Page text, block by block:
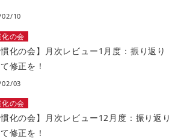
10
の会
慣化の会】月次レビュー1月度：振り返り
修正を！
02/03
の会
慣化の会】月次レビュー12月度：振り返り
修正を！